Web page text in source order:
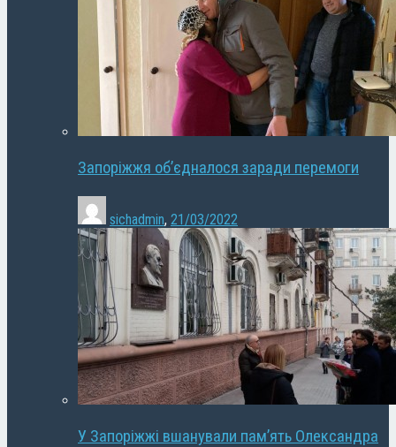
Запоріжжя об’єдналося заради перемоги
sichadmin, 21/03/2022
У Запоріжжі вшанували пам’ять Олександра